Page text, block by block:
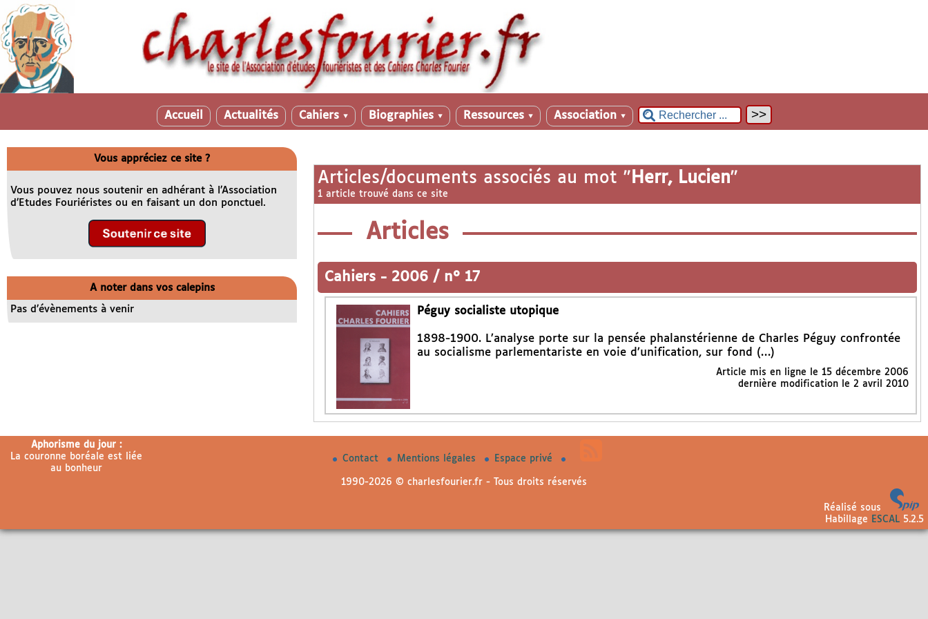
Accueil Actualités Cahiers ▼ Biographies ▼ Ressources ▼ Association ▼
Articles/documents associés au mot " Herr, Lucien"
1 article trouvé dans ce site
Articles
Cahiers - 2006 / n° 17
Péguy socialiste utopique
1898-1900. L’analyse porte sur la pensée phalanstérienne de Charles Péguy confrontée
au socialisme parlementariste en voie d’unification, sur fond (…)
Article mis en ligne le 15 décembre 2006
dernière modification le 2 avril 2010
Vous appréciez ce site ?
Vous pouvez nous soutenir en adhérant à l’Association
d’Etudes Fouriéristes ou en faisant un don ponctuel.
A noter dans vos calepins
Pas d’évènements à venir
Aphorisme du jour :
La couronne boréale est liée
au bonheur
Contact Mentions légales Espace privé
1990-2026 © charlesfourier.fr - Tous droits réservés
Réalisé sous
Habillage
ESCAL5.2.5